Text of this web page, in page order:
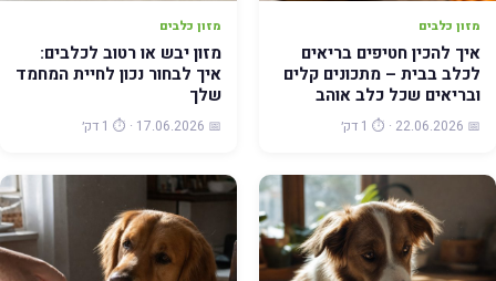
מזון כלבים
איך להכין חטיפים בריאים
לכלב בבית – מתכונים קלים
ובריאים שכל כלב אוהב
📅 22.06.2026 · ⏱️ 1 דק׳
מזון כלבים
מזון יבש או רטוב לכלבים:
איך לבחור נכון לחיית המחמד
שלך
📅 17.06.2026 · ⏱️ 1 דק׳